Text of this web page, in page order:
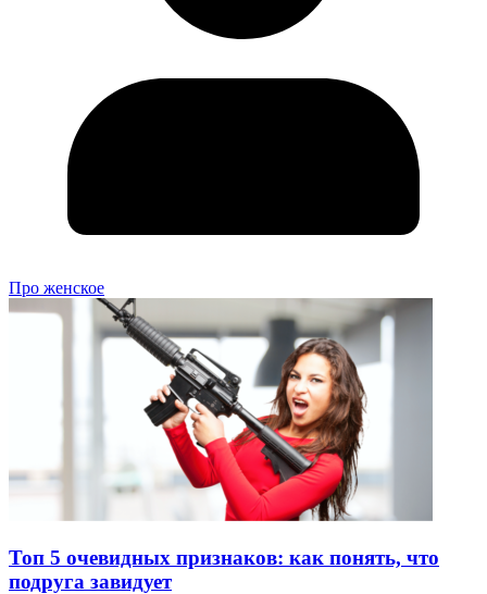
Про женское
Топ 5 очевидных признаков: как понять, что
подруга завидует